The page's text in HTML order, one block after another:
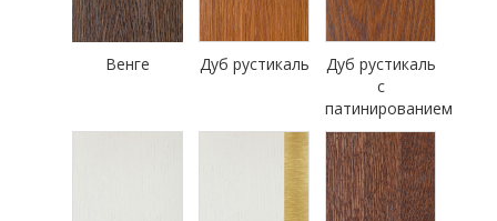
Венге Дуб рустикаль
Дуб рустикаль
с
патинированием